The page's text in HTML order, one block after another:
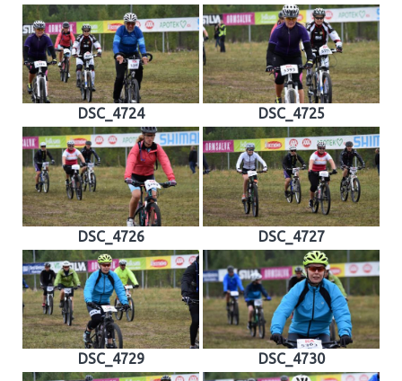
DSC_4724 DSC_4725
DSC_4726 DSC_4727
DSC_4729 DSC_4730